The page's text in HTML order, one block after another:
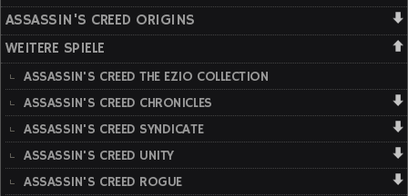
ASSASSIN'S CREED ORIGINS
WEITERE SPIELE
ASSASSIN'S CREED THE EZIO COLLECTION
ASSASSIN'S CREED CHRONICLES
ASSASSIN'S CREED SYNDICATE
ASSASSIN'S CREED UNITY
ASSASSIN'S CREED ROGUE